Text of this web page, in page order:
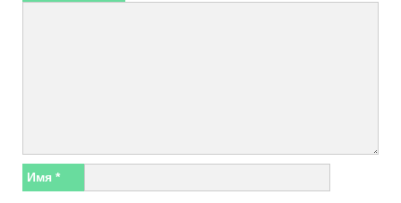
Имя *